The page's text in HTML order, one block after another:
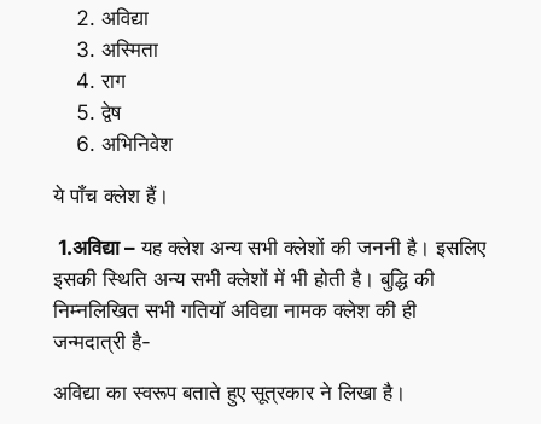
अविद्या
अस्मिता
राग
द्वेष
अभिनिवेश
ये पाँच क्लेश हैं।
1.अविद्या –यह क्लेश अन्य सभी क्लेशों की जननी है। इसलिए
इसकी स्थिति अन्य सभी क्लेशों में भी होती है। बुद्धि की
निम्नलिखित सभी गतियॉ अविद्या नामक क्लेश की ही
जन्मदात्री है-
अविद्या का स्वरूप बताते हुए सूत्रकार ने लिखा है।